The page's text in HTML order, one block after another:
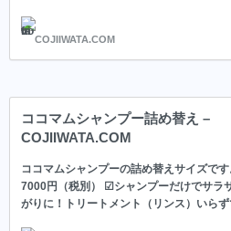
モーション特化型美容
【Routine 】メンバー
します。 ☑︎乾かすのが抜群に早くなりま
ってもしみにくい弱酸性です。 プラセン
プラセンタとは20種類のアミノ酸と脂質
いるため、髪の毛に必要なタンパク質、
同時に補う事が出来ます。 万能の美容成分
もいます。 サポニン 洗髪用石鹸ハーブで
な泡立ちの天然洗浄成分です。
COJIIWATA.COM
ココマムシャンプー詰め替え –
COJIIWATA.COM
ココマムシャンプーの詰め替えサイズで
7000円（税別） ☑︎シャンプーだけでサラ
がりに！トリートメント（リンス）いら